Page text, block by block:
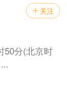
 关注
50分(北京时